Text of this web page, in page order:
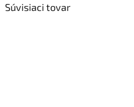
Súvisiaci tovar